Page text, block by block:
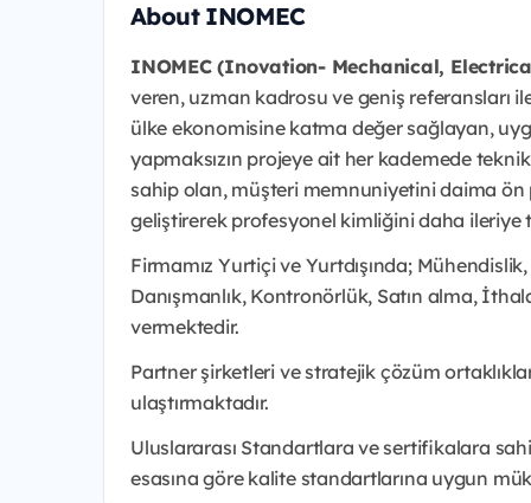
About INOMEC
INOMEC (Inovation- Mechanical,
veren, uzman kadrosu ve geniş referansları
ülke ekonomisine katma değer sağlayan,
yapmaksızın projeye ait her kademede
sahip olan, müşteri memnuniyetini daima
geliştirerek profesyonel kimliğini daha ileriye
Firmamız Yurtiçi ve Yurtdışında;
Danışmanlık, Kontronörlük, Satın alma,
vermektedir.
Partner şirketleri ve stratejik çözüm
ulaştırmaktadır.
Uluslararası Standartlara ve sertifikalara
esasına göre kalite standartlarına uygun